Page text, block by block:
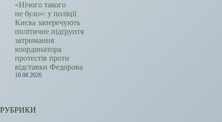
«Нічого такого
не було»: у поліції
Києва заперечують
політичне підґрунтя
затримання
координатора
протестів проти
відставки Федорова
10.08.2026
РУБРИКИ